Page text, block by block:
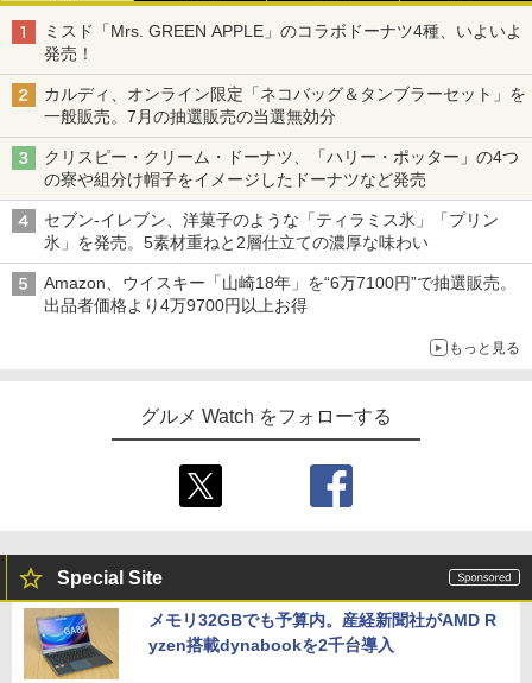
ミスド「Mrs. GREEN APPLE」のコラボドーナツ4種、いよいよ
発売！
カルディ、オンライン限定「ネコバッグ＆タンブラーセット」を
一般販売。7月の抽選販売の当選無効分
クリスピー・クリーム・ドーナツ、「ハリー・ポッター」の4つ
の寮や組分け帽子をイメージしたドーナツなど発売
セブン-イレブン、洋菓子のような「ティラミス氷」「プリン
氷」を発売。5素材重ねと2層仕立ての濃厚な味わい
Amazon、ウイスキー「山崎18年」を“6万7100円”で抽選販売。
出品者価格より4万9700円以上お得
もっと見る
グルメ Watch をフォローする
Special Site
メモリ32GBでも予算内。産経新聞社がAMD R
yzen搭載dynabookを2千台導入